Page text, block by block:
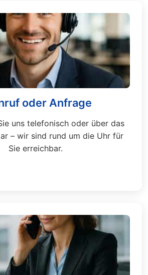
oder Anfrage
uns telefonisch oder über das
– wir sind rund um die Uhr für
Sie erreichbar.